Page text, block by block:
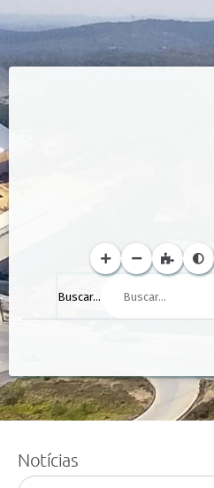
Buscar...
Notícias